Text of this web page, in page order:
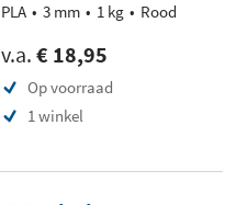
PLA 3 mm 1 kg Rood
v.a. € 18,95
Op voorraad
1 winkel